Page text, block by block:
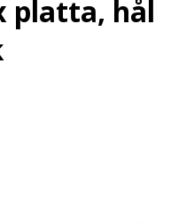
platta, hål